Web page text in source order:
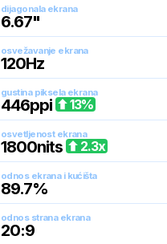
dijagonala ekrana
6.67"
osvežavanje ekrana
120Hz
gustina piksela ekrana
446ppi 13%
osvetljenost ekrana
1800nits 2.3x
odnos ekrana i kućišta
89.7%
odnos strana ekrana
20:9